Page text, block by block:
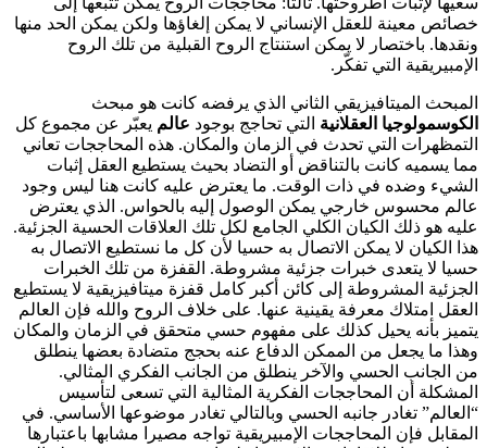
خصائص معينة للعقل الإنساني لا يمكن إلغاؤها ولكن يمكن الحد منها
ونقدها. باختصار لا يمكن استنتاج الروح القبلية من تلك الروح
الإمبيريقية التي تفكّر.
المبحث الميتافيزيقي الثاني الذي يرفضه كانت هو مبحث
الكوسمولوجيا العقلانية التي تحاجج بوجود عالم يعبّر عن مجموع كل
التمظهرات التي تحدث في الزمان والمكان. هذه المحاججات تعاني
مما يسميه كانت بالتناقض أو التضاد بحيث يستطيع العقل إثبات
الشيء وضده في ذات الوقت. ما يعترض عليه كانت هنا ليس وجود
عالم محسوس خارجي يمكن الوصول إليه بالحواس. الذي يعترض
عليه هو ذلك الكيان الكلي الجامع لكل تلك العلاقات الحسية الجزئية.
هذا الكيان لا يمكن الاتصال به حسيا لأن كل ما نستطيع الاتصال به
حسيا لا يتعدى خبرات جزئية مشروطة. القفزة من تلك الخبرات
الجزئية المشروطة إلى كائن أكبر كامل قفزة ميتافيزيقية لا يستطيع
العقل امتلاك معرفة يقينية عنها. على خلاف الروح والله فإن العالم
يتميز بأنه يحيل كذلك على مفهوم حسي متحقق في الزمان والمكان
وهذا ما يجعل من الممكن الدفاع عنه بحجج متضادة بعضها ينطلق
من الجانب الحسي والآخر ينطلق من الجانب الفكري المثالي.
المشكلة أن المحاججات الفكرية المثالية التي تسعى لتأسيس
“العالم” تغادر جانبه الحسي وبالتالي تغادر موضوعها الأساسي. في
المقابل فإن المحاججات الإمبيريقية تواجه مصيرا مشابها باعتبارها